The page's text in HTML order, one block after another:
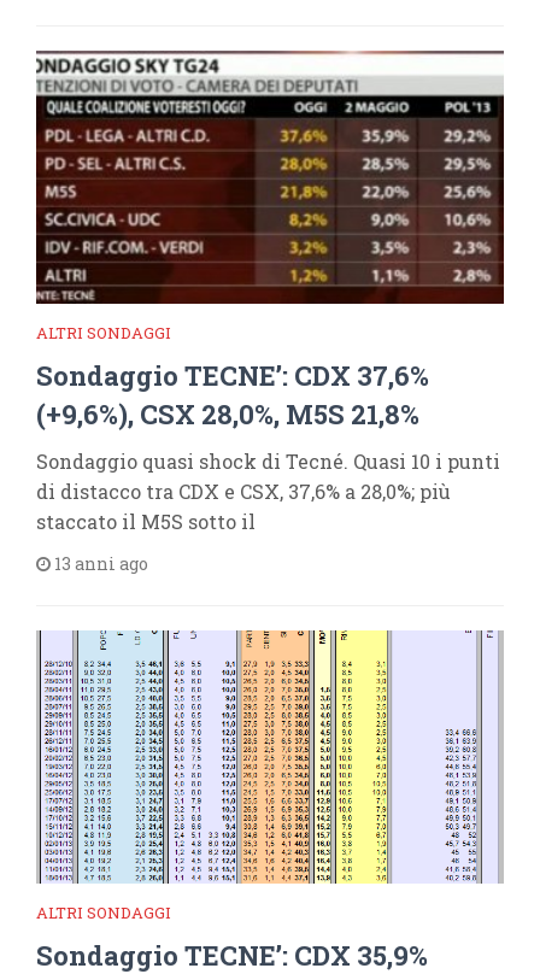
ALTRI SONDAGGI
Sondaggio TECNE’: CDX 37,6%
(+9,6%), CSX 28,0%, M5S 21,8%
Sondaggio quasi shock di Tecné. Quasi 10 i punti
di distacco tra CDX e CSX, 37,6% a 28,0%; più
staccato il M5S sotto il
13 anni ago
ALTRI SONDAGGI
Sondaggio TECNE’: CDX 35,9%